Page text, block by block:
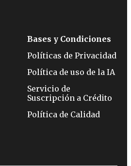
Bases y Condiciones
Políticas de Privacidad
Política de uso de la IA
Servicio de
Suscripción a Crédito
Política de Calidad